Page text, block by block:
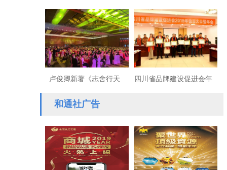
不谈统一”？ 国速度 ：全国两会开幕之
日特写
卢俊卿新著《志舍行天
下》全球首发式在北京隆
重举行
四川省品牌建设促进会年
和通社广告